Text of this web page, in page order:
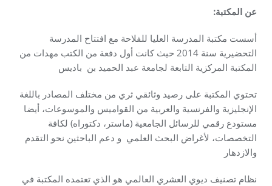
:عن المكتبة
أسست مكتبة المدرسة العليا للفلاحة مع افتتاح المدرسة
التحضيرية سنة 2014 حيث كانت أول دفعة من الكتب مهدات من
المكتبة المركزية التابعة لجامعة عبد الحميد بن باديس
تحتوي المكتبة على رصيد وثائقي ثري من مختلف المصادر باللغة
الإنجليزية والفرنسية والعربية من القواميس والموسوعات، أيضا
مستودع رقمي للرسائل الجامعية (ماستر، دكتوراه) لكافة
التخصصات، لأغراض البحث العلمي و دعم الباحثين نحو التقدم
والازدهار
نظام تصنيف ديوي العشري العالمي هو الذي تعتمده المكتبة في